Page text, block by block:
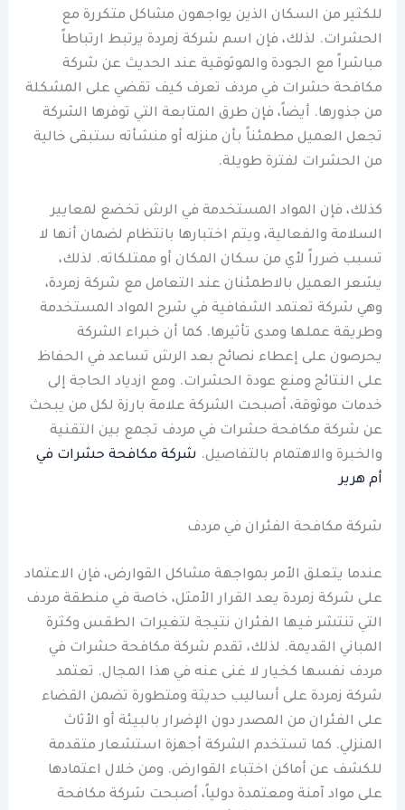
للكثير من السكان الذين يواجهون مشاكل متكررة مع
الحشرات. لذلك، فإن اسم شركة زمردة يرتبط ارتباطاً
مباشراً مع الجودة والموثوقية عند الحديث عن شركة
مكافحة حشرات في مردف تعرف كيف تقضي على المشكلة
من جذورها. أيضاً، فإن طرق المتابعة التي توفرها الشركة
تجعل العميل مطمئناً بأن منزله أو منشأته ستبقى خالية
من الحشرات لفترة طويلة.
كذلك، فإن المواد المستخدمة في الرش تخضع لمعايير
السلامة والفعالية، ويتم اختبارها بانتظام لضمان أنها لا
تسبب ضرراً لأي من سكان المكان أو ممتلكاته. لذلك،
يشعر العميل بالاطمئنان عند التعامل مع شركة زمردة،
وهي شركة تعتمد الشفافية في شرح المواد المستخدمة
وطريقة عملها ومدى تأثيرها. كما أن خبراء الشركة
يحرصون على إعطاء نصائح بعد الرش تساعد في الحفاظ
على النتائج ومنع عودة الحشرات. ومع ازدياد الحاجة إلى
خدمات موثوقة، أصبحت الشركة علامة بارزة لكل من يبحث
عن شركة مكافحة حشرات في مردف تجمع بين التقنية
والخبرة والاهتمام بالتفاصيل. شركة مكافحة حشرات في
أم هرير
شركة مكافحة الفئران في مردف
عندما يتعلق الأمر بمواجهة مشاكل القوارض، فإن الاعتماد
على شركة زمردة يعد القرار الأمثل، خاصة في منطقة مردف
التي تنتشر فيها الفئران نتيجة لتغيرات الطقس وكثرة
المباني القديمة. لذلك، تقدم شركة مكافحة حشرات في
مردف نفسها كخيار لا غنى عنه في هذا المجال. تعتمد
شركة زمردة على أساليب حديثة ومتطورة تضمن القضاء
على الفئران من المصدر دون الإضرار بالبيئة أو الأثاث
المنزلي. كما تستخدم الشركة أجهزة استشعار متقدمة
للكشف عن أماكن اختباء القوارض. ومن خلال اعتمادها
على مواد آمنة ومعتمدة دولياً، أصبحت شركة مكافحة